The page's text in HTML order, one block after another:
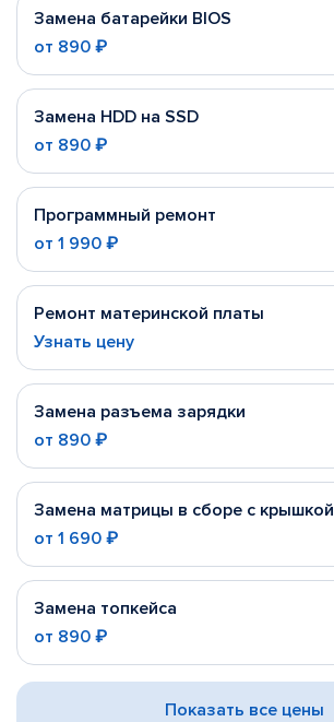
Замена батарейки BIOS
от 890 ₽
Замена HDD на SSD
от 890 ₽
Программный ремонт
от 1 990 ₽
Ремонт материнской платы
Узнать цену
Замена разъема зарядки
от 890 ₽
Замена матрицы в сборе с крышкой
от 1 690 ₽
Замена топкейса
от 890 ₽
Показать все цены